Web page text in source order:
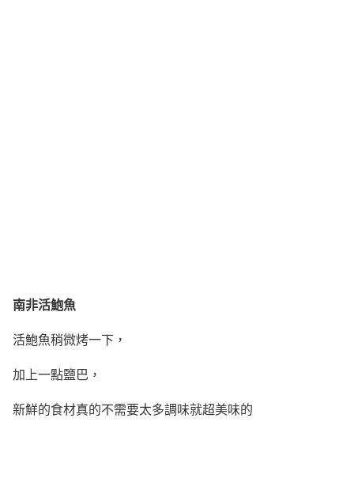
南非活鮑魚
活鮑魚稍微烤一下，
加上一點鹽巴，
新鮮的食材真的不需要太多調味就超美味的